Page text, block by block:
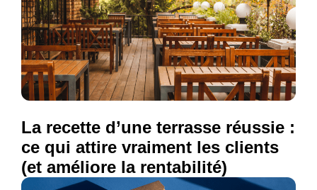
La recette d’une terrasse réussie :
ce qui attire vraiment les clients
(et améliore la rentabilité)